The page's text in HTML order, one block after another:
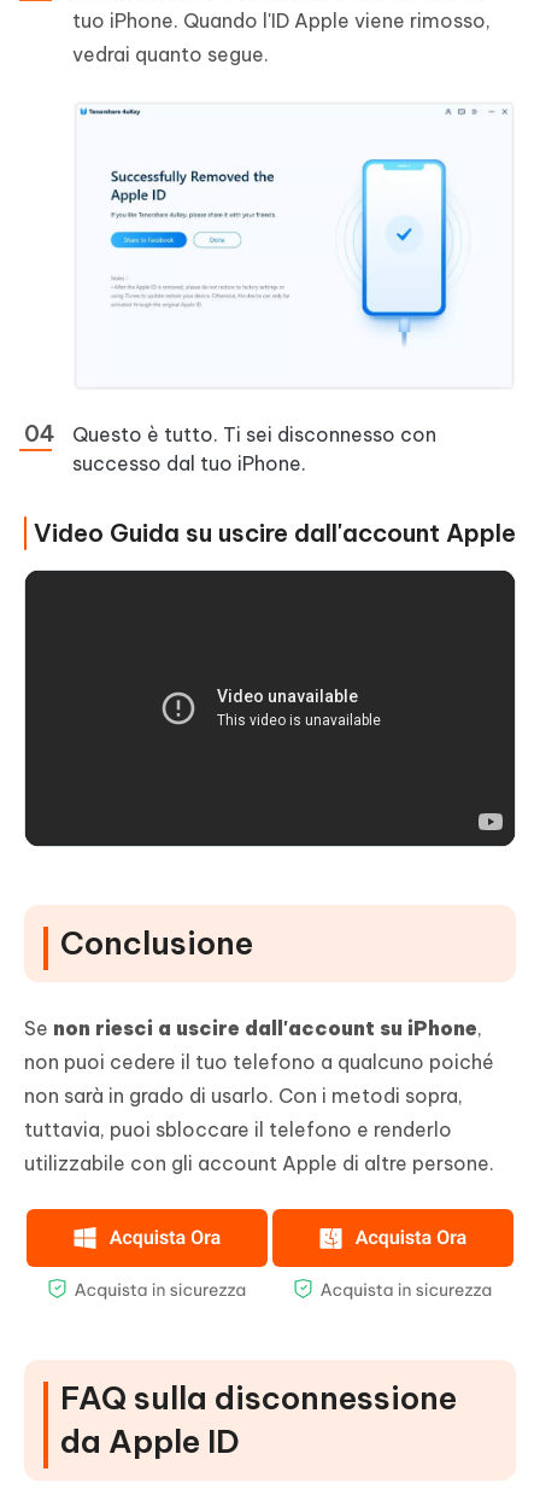
tuo iPhone. Quando l'ID Apple viene rimosso,
vedrai quanto segue.
Questo è tutto. Ti sei disconnesso con
successo dal tuo iPhone.
Video Guida su uscire dall'account Apple
Conclusione
Se non riesci a uscire dall'account su iPhone,
non puoi cedere il tuo telefono a qualcuno poiché
non sarà in grado di usarlo. Con i metodi sopra,
tuttavia, puoi sbloccare il telefono e renderlo
utilizzabile con gli account Apple di altre persone.
FAQ sulla disconnessione
da Apple ID